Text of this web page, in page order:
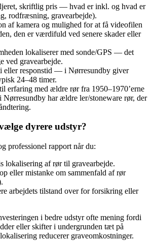
skriftlig pris — hvad er inkl. og hvad er
rodfræsning, gravearbejde).
af kamera og mulighed for at få videofilen
den er værdifuld ved senere skader eller
lokaliserer med sonde/GPS — det
ved gravearbejde.
eller responstid — i Nørresundby giver
24–48 timer.
erfaring med ældre rør fra 1950–1970’erne
har ældre ler/stoneware rør, der
dyrere udstyr?
professionel rapport når du:
lokalisering af rør til gravearbejde.
eller mistanke om sammenfald af rør
arbejdets tilstand over for forsikring eller
i bedre udstyr ofte mening fordi
eller skifter i undergrunden tæt på
reducerer graveomkostninger.